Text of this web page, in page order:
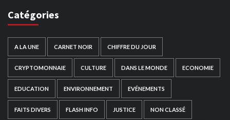
Catégories
A LA UNE CARNET NOIR CHIFFRE DU JOUR
CRYPTOMONNAIE CULTURE DANS LE MONDE ECONOMIE
EDUCATION ENVIRONNEMENT EVÉNEMENTS
FAITS DIVERS FLASH INFO JUSTICE NON CLASSÉ